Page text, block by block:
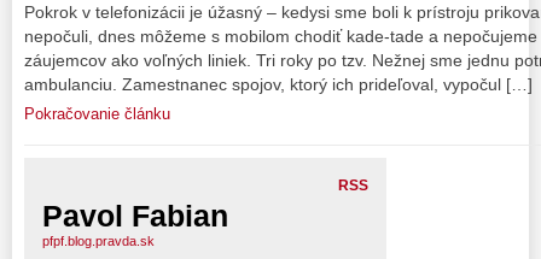
Pokrok v telefonizácii je úžasný – kedysi sme boli k prístroju
nepočuli, dnes môžeme s mobilom chodiť kade-tade a
záujemcov ako voľných liniek. Tri roky po tzv. Nežnej sme jednu
ambulanciu. Zamestnanec spojov, ktorý ich prideľoval, vypočul […]
Pokračovanie článku
RSS
Pavol Fabian
pfpf.blog.pravda.sk